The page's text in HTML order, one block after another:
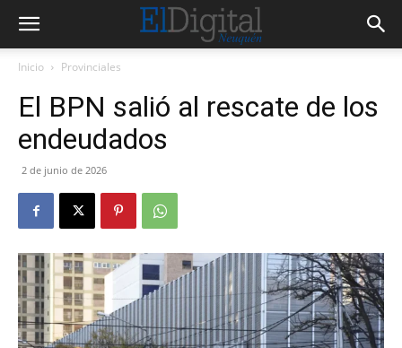
Inicio Provinciales
El BPN salió al rescate de los
endeudados
2 de junio de 2026